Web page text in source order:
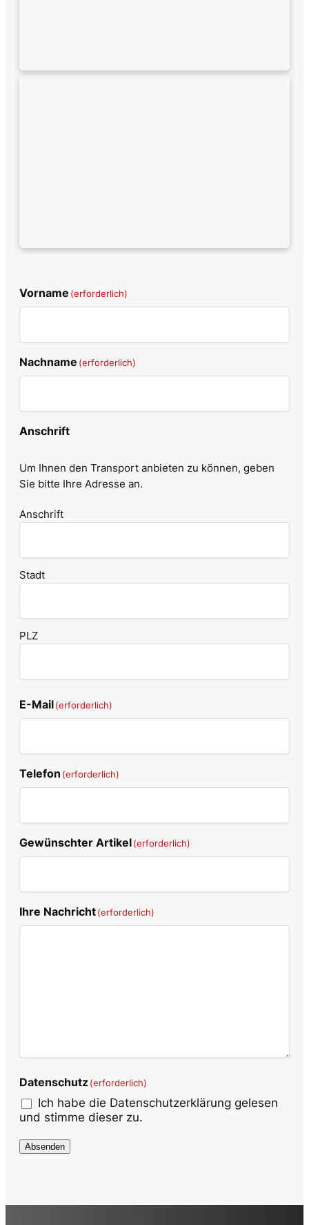
Vorname (erforderlich)
Nachname (erforderlich)
Anschrift
Um Ihnen den Transport anbieten zu können, geben
Sie bitte Ihre Adresse an.
Anschrift
Stadt
PLZ
E-Mail(erforderlich)
Telefon (erforderlich)
Gewünschter Artikel(erforderlich)
Ihre Nachricht(erforderlich)
Datenschutz(erforderlich)
Ich habe die Datenschutzerklärung gelesen
und stimme dieser zu.
Absenden